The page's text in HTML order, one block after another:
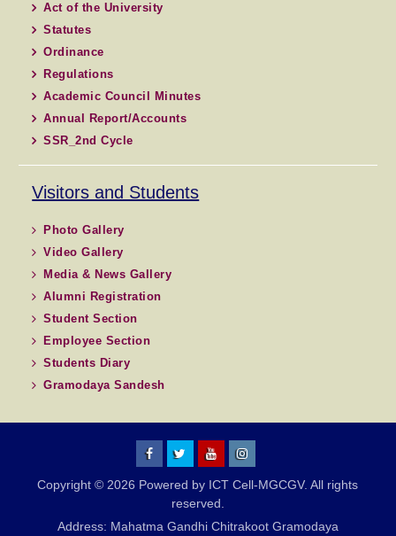
Act of the University
Statutes
Ordinance
Regulations
Academic Council Minutes
Annual Report/Accounts
SSR_2nd Cycle
Visitors and Students
Photo Gallery
Video Gallery
Media & News Gallery
Alumni Registration
Student Section
Employee Section
Students Diary
Gramodaya Sandesh
Chitrakoot
Copyright © 2026 Powered by ICT Cell-MGCGV. All rights
reserved.
Address: Mahatma Gandhi Chitrakoot Gramodaya